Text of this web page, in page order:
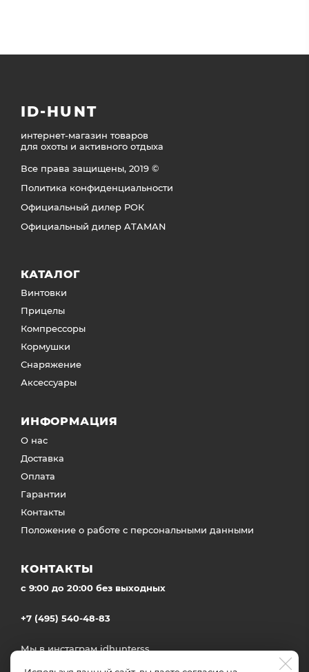
ID-HUNT
интернет-магазин товаров
для охоты и активного отдыха
Все права защищены, 2019 ©
Политика конфиденциальности
Официальный дилер РОК
Официальный дилер ATAMAN
КАТАЛОГ
Винтовки
Прицелы
Компрессоры
Кормушки
Снаряжение
Аксессуары
ИНФОРМАЦИЯ
О нас
Доставка
Оплата
Гарантии
Контакты
Положение о работе с персональными данными
КОНТАКТЫ
c 9:00 до 20:00 без выходных
+7 (495) 540-48-83
Мы в инстаграмidhunterss
Доставка во все регионы России